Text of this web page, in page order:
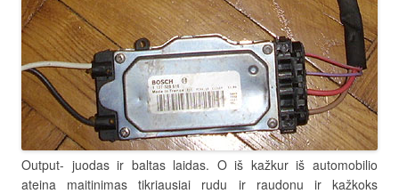
Output- juodas ir baltas laidas. O iš kažkur iš automobilio
ateina maitinimas tikriausiai rudu ir raudonu ir kažkoks